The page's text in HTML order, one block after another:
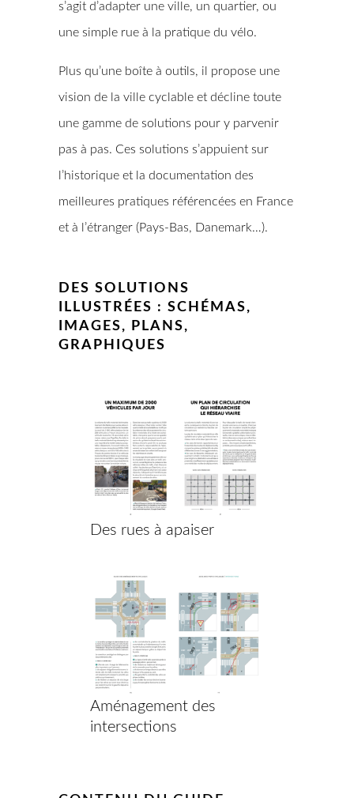
s’agit d’adapter une ville, un quartier, ou
une simple rue à la pratique du vélo.
Plus qu’une boîte à outils, il propose une
vision de la ville cyclable et décline toute
une gamme de solutions pour y parvenir
pas à pas. Ces solutions s’appuient sur
l’historique et la documentation des
meilleures pratiques référencées en France
et à l’étranger (Pays-Bas, Danemark…).
DES SOLUTIONS
ILLUSTRÉES : SCHÉMAS,
IMAGES, PLANS,
GRAPHIQUES
Des rues à apaiser
Aménagement des
intersections